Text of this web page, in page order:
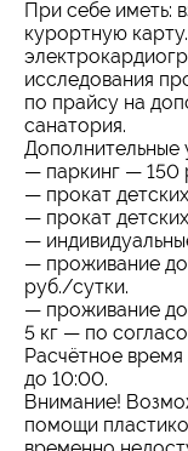
При себе иметь:
курортную
исследования
по прайсу на
санатория.
Дополнительные
— паркинг — 150
— прокат
— прокат
—
— проживание
руб./сутки.
— проживание
5 кг — по
Расчётное
до 10:00.
Внимание!
помощи